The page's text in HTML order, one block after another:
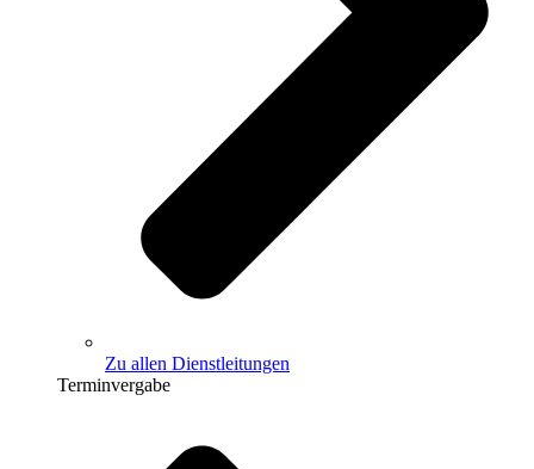
Zu allen Dienstleitungen
Terminvergabe